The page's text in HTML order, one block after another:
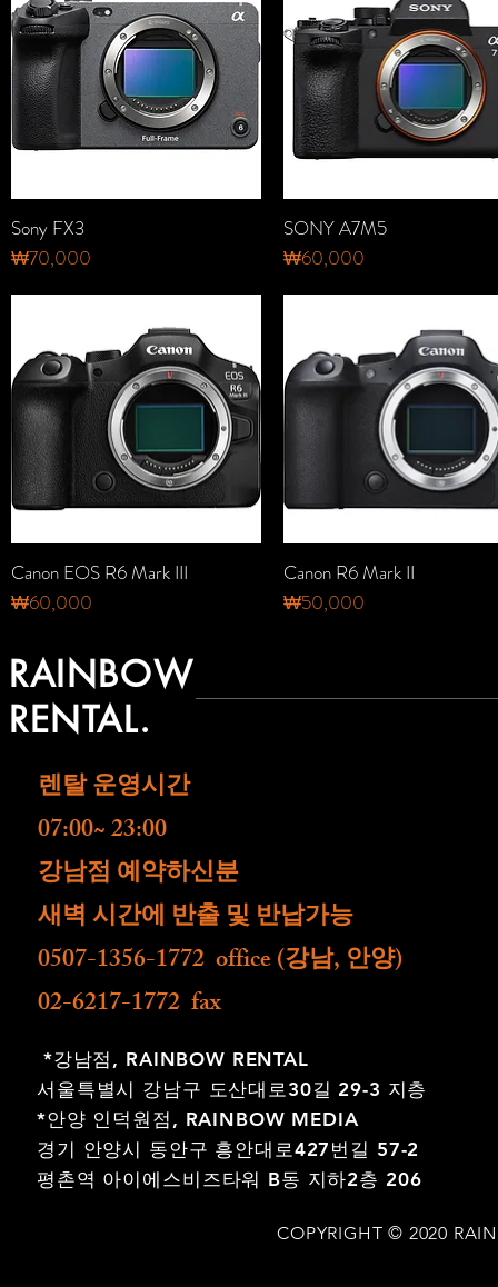
Sony FX3
가격
₩70,000
제품보기
SONY A7M5
가격
₩60,000
제품보기
Canon EOS R6 Mark III
가격
₩60,000
제품보기
Canon R6 Mark II
가격
₩50,000
RAINBOW
RENTAL.
렌탈 운영시간
07:00~ 23:00
​강남점 예약하신분
새벽 시간에 반출 및 반납가능
0507-1356-1772 office (강남, 안양)
02-6217-1772 fax
*강남점, RAINBOW RENTAL
서울특별시 강남구 도산대로30길 29-3 지층
*안양 인덕원점, RAINBOW MEDIA
경기 안양시 동안구 흥안대로427번길 57-2
평촌역 아이에스비즈타워 B동 지하2층 206
COPYRIGHT © 2020